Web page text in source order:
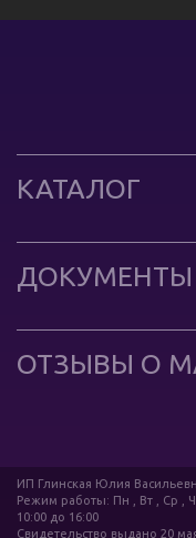
КАТАЛОГ
ДОКУМЕНТЫ
ОТЗЫВЫ О
ИП Глинская Юлия
Режим работы: Пн , Вт , Ср ,
10:00 до 16:00
Свидетельство выдано 20